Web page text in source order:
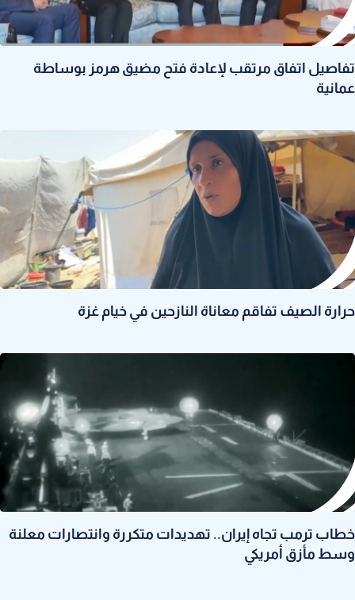
تفاصيل اتفاق مرتقب لإعادة فتح مضيق هرمز بوساطة
عمانية
حرارة الصيف تفاقم معاناة النازحين في خيام غزة
خطاب ترمب تجاه إيران.. تهديدات متكررة وانتصارات معلنة
وسط مأزق أمريكي